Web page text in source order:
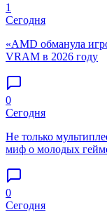
1
Сегодня
«AMD обманула
VRAM в 2026 году
0
Сегодня
Не только
миф о молодых
0
Сегодня